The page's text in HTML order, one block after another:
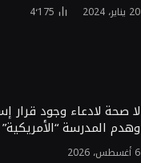
20 يناير، 2024 4٬175
لا صحة لادعاء وجود قرار
وهدم المدرسة “الأمريكية”
6 أغسطس، 2026